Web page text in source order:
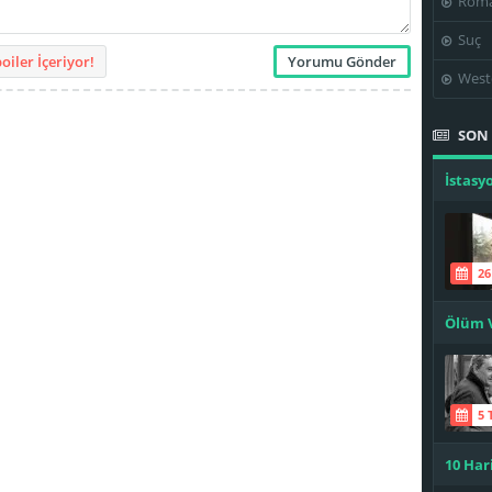
İçeriyor!
Suç
SON
Ölüm
10